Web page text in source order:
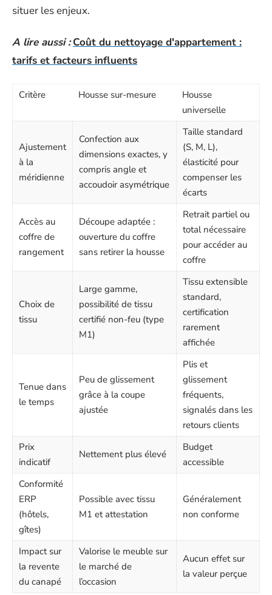
situer les enjeux.
A lire aussi : Coût du nettoyage d'appartement :
tarifs et facteurs influents
Critère Housse sur-mesure
Housse
universelle
Ajustement
à la
méridienne
Confection aux
dimensions exactes, y
compris angle et
accoudoir asymétrique
Taille standard
(S, M, L),
élasticité pour
compenser les
écarts
Accès au
coffre de
rangement
Découpe adaptée :
ouverture du coffre
sans retirer la housse
Retrait partiel ou
total nécessaire
pour accéder au
coffre
Choix de
tissu
Large gamme,
possibilité de tissu
certifié non-feu (type
M1)
Tissu extensible
standard,
certification
rarement
affichée
Tenue dans
le temps
Peu de glissement
grâce à la coupe
ajustée
Plis et
glissement
fréquents,
signalés dans les
retours clients
Prix
indicatif
Nettement plus élevé
Budget
accessible
Conformité
ERP
(hôtels,
gîtes)
Possible avec tissu
M1 et attestation
Généralement
non conforme
Impact sur
la revente
du canapé
Valorise le meuble sur
le marché de
l’occasion
Aucun effet sur
la valeur perçue